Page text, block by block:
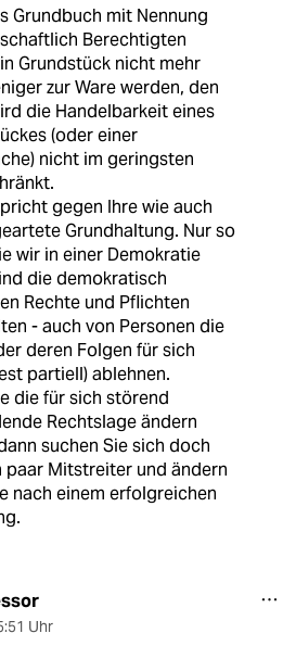
Grundbuch mit Nennung
Berechtigten
Grundstück nicht mehr
zur Ware werden, den
die Handelbarkeit eines
(oder einer
nicht im geringsten
gegen Ihre wie auch
Grundhaltung. Nur so
wir in einer Demokratie
die demokratisch
Rechte und Pflichten
- auch von Personen die
deren Folgen für sich
partiell) ablehnen.
die für sich störend
Rechtslage ändern
suchen Sie sich doch
paar Mitstreiter und ändern
nach einem erfolgreichen
Uhr